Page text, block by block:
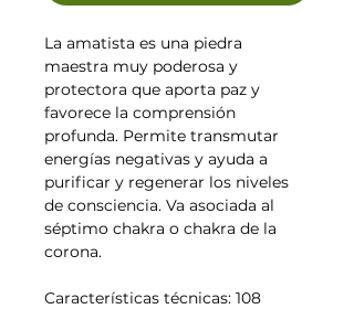
La amatista es una piedra
maestra muy poderosa y
protectora que aporta paz y
favorece la comprensión
profunda. Permite transmutar
energías negativas y ayuda a
purificar y regenerar los niveles
de consciencia. Va asociada al
séptimo chakra o chakra de la
corona.
Características técnicas: 108